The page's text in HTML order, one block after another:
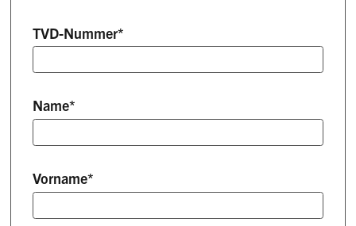
TVD-Nummer*
Name*
Vorname*